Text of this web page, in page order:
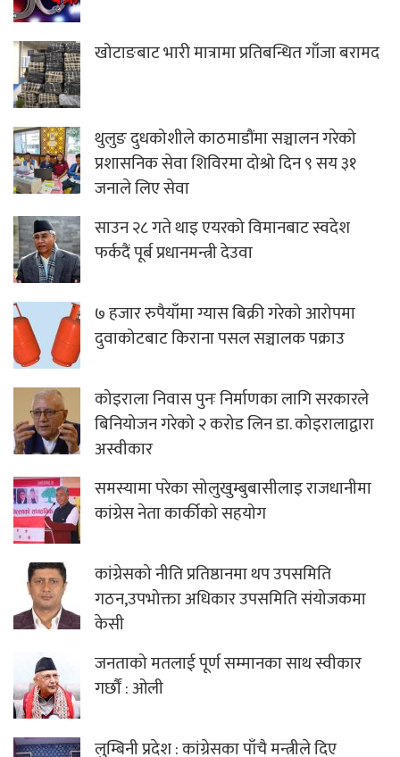
खोटाङबाट भारी मात्रामा प्रतिबन्धित गाँजा बरामद
थुलुङ दुधकोशीले काठमाडौंमा सञ्चालन गरेको
प्रशासनिक सेवा शिविरमा दोश्रो दिन ९ सय ३१
जनाले लिए सेवा
साउन २८ गते थाइ एयरको विमानबाट स्वदेश
फर्कदैं पूर्ब प्रधानमन्त्री देउवा
७ हजार रुपैयाँमा ग्यास बिक्री गरेको आरोपमा
दुवाकोटबाट किराना पसल सञ्चालक पक्राउ
कोइराला निवास पुनः निर्माणका लागि सरकारले
बिनियोजन गरेको २ करोड लिन डा. कोइरालाद्वारा
अस्वीकार
समस्यामा परेका सोलुखुम्बुबासीलाइ राजधानीमा
कांग्रेस नेता कार्कीको सहयोग
कांग्रेसको नीति प्रतिष्ठानमा थप उपसमिति
गठन,उपभोक्ता अधिकार उपसमिति संयोजकमा
केसी
जनताको मतलाई पूर्ण सम्मानका साथ स्वीकार
गर्छौं : ओली
लुम्बिनी प्रदेश : कांग्रेसका पाँचै मन्त्रीले दिए